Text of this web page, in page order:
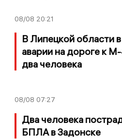
08/08 20:21
В Липецкой области
аварии на дороге к
два человека
08/08 07:27
Два человека
БПЛА в Задонске